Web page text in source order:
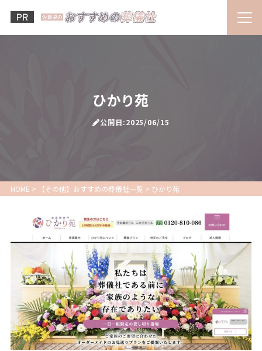
ひかり苑
公開日:2025/06/15
HOME > 【その他】おすすめの葬儀社一覧> ひかり苑